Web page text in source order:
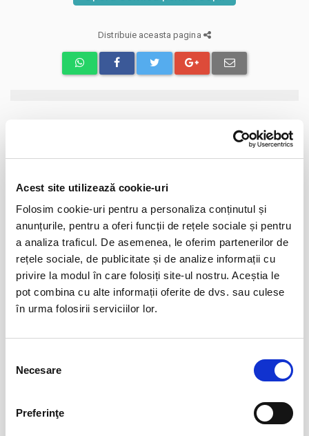
Acest site utilizează cookie-uri
Folosim cookie-uri pentru a personaliza conținutul și
anunțurile, pentru a oferi funcții de rețele sociale și pentru
a analiza traficul. De asemenea, le oferim partenerilor de
rețele sociale, de publicitate și de analize informații cu
privire la modul în care folosiți site-ul nostru. Aceștia le
pot combina cu alte informații oferite de dvs. sau culese
în urma folosirii serviciilor lor.
consimțământului
Necesare
Preferinţe
Distribuie aceasta pagina
Destiny Gift Pass
BILETE
01
Destiny Park
Bucuresti
01
ian
ian